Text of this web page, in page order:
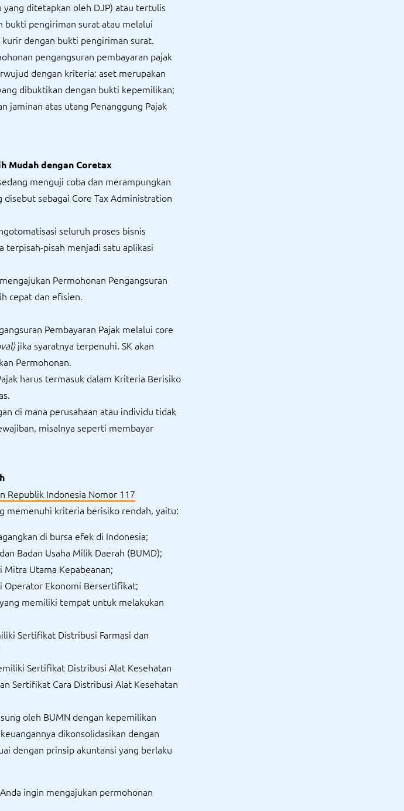
ditetapkan oleh DJP) atau tertulis
bukti pengiriman surat atau melalui
kurir dengan bukti pengiriman surat.
pengangsuran pembayaran pajak
dengan kriteria: aset merupakan
dibuktikan dengan bukti kepemilikan;
jaminan atas utang Penanggung Pajak
Mudah dengan Coretax
menguji coba dan merampungkan
sebagai Core Tax Administration
seluruh proses bisnis
terpisah-pisah menjadi satu aplikasi
Permohonan Pengangsuran
cepat dan efisien.
Pembayaran Pajak melalui core
jika syaratnya terpenuhi. SK akan
Permohonan.
harus termasuk dalam Kriteria Berisiko
di mana perusahaan atau individu tidak
misalnya seperti membayar
Republik Indonesia Nomor 117
memenuhi kriteria berisiko rendah, yaitu:
di bursa efek di Indonesia;
Badan Usaha Milik Daerah (BUMD);
Mitra Utama Kepabeanan;
Operator Ekonomi Bersertifikat;
memiliki tempat untuk melakukan
Sertifikat Distribusi Farmasi dan
Sertifikat Distribusi Alat Kesehatan
Sertifikat Cara Distribusi Alat Kesehatan
oleh BUMN dengan kepemilikan
dikonsolidasikan dengan
dengan prinsip akuntansi yang berlaku
ingin mengajukan permohonan